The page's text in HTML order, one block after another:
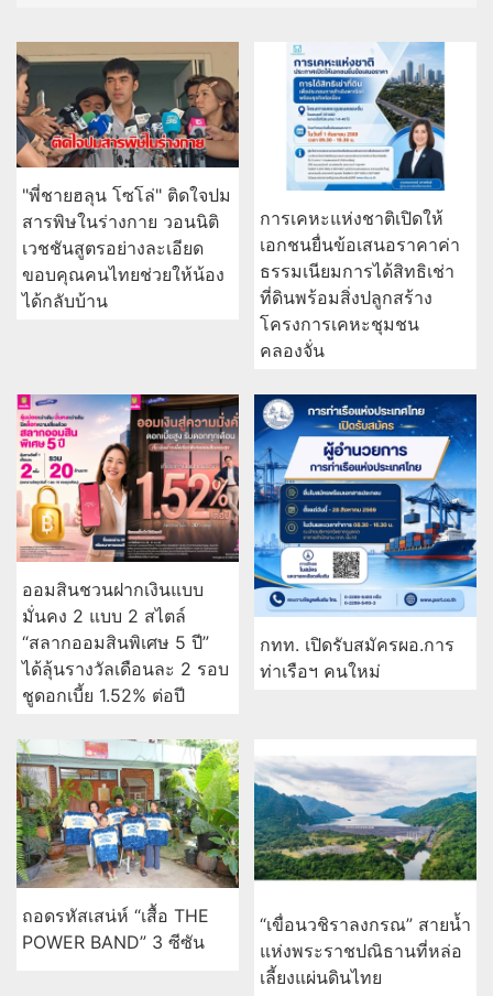
"พี่ชายฮลุน โซโล่" ติดใจปม
สารพิษในร่างกาย วอนนิติ
เวชชันสูตรอย่างละเอียด
ขอบคุณคนไทยช่วยให้น้อง
ได้กลับบ้าน
การเคหะแห่งชาติเปิดให้
เอกชนยื่นข้อเสนอราคาค่า
ธรรมเนียมการได้สิทธิเช่า
ที่ดินพร้อมสิ่งปลูกสร้าง
โครงการเคหะชุมชน
คลองจั่น
ออมสินชวนฝากเงินแบบ
มั่นคง 2 แบบ 2 สไตล์
“สลากออมสินพิเศษ 5 ปี”
ได้ลุ้นรางวัลเดือนละ 2 รอบ
ชูดอกเบี้ย 1.52% ต่อปี
กทท. เปิดรับสมัครผอ.การ
ท่าเรือฯ คนใหม่
ถอดรหัสเสน่ห์ “เสื้อ THE
POWER BAND” 3 ซีซัน
“เขื่อนวชิราลงกรณ” สายน้ำ
แห่งพระราชปณิธานที่หล่อ
เลี้ยงแผ่นดินไทย